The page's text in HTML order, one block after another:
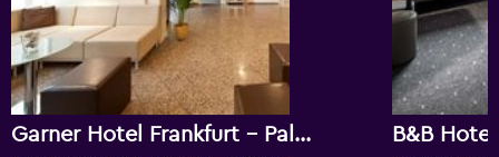
Garner Hotel Frankfurt - Palmengarten by IHG B&B